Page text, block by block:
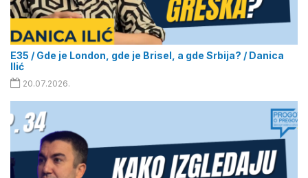
E35 / Gde je London, gde je Brisel, a gde Srbija? / Danica
Ilić
20.07.2026.